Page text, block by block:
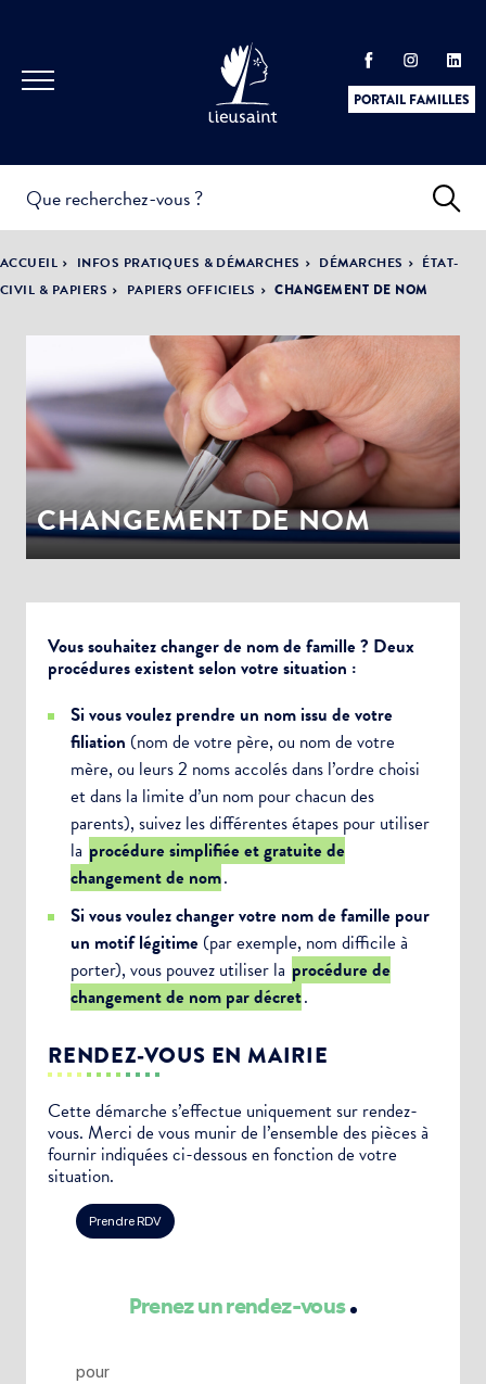
PORTAIL FAMILLES
PRATIQUES &
DÉMARCHES
ACTUALITÉS &
ÉVÈNEMENTS
LA VILLE
DÉMOCRATIE
PARTICIPATIVE
ACCUEIL INFOS PRATIQUES & DÉMARCHES DÉMARCHES
ÉTAT-
CIVIL & PAPIERS
PAPIERS OFFICIELS CHANGEMENT DE NOM
CHANGEMENT DE NOM
Vous souhaitez changer de nom de famille ? Deux
procédures existent selon votre situation :
Si vous voulez prendre un nom issu de votre
filiation (nom de votre père, ou nom de votre
mère, ou leurs 2 noms accolés dans l’ordre choisi
et dans la limite d’un nom pour chacun des
parents), suivez les différentes étapes pour utiliser
la procédure simplifiée et gratuite de
changement de nom.
Si vous voulez changer votre nom de famille pour
un motif légitime (par exemple, nom difficile à
porter), vous pouvez utiliser la procédure de
changement de nom par décret.
RENDEZ-VOUS EN MAIRIE
Cette démarche s’effectue uniquement sur rendez-
vous. Merci de vous munir de l’ensemble des pièces à
fournir indiquées ci-dessous en fonction de votre
situation.